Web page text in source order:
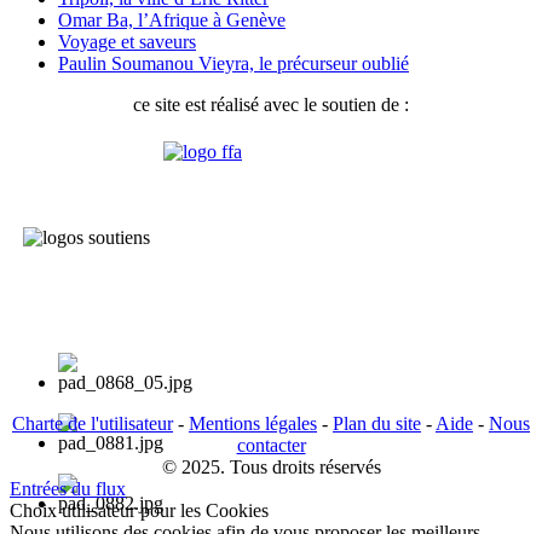
Omar Ba, l’Afrique à Genève
Voyage et saveurs
Paulin Soumanou Vieyra, le précurseur oublié
ce site est réalisé avec le soutien de :
Charte de l'utilisateur- Mentions légales - Plan du site - Aide - Nous
contacter
© 2025. Tous droits réservés
Entrées du flux
Choix utilisateur pour les Cookies